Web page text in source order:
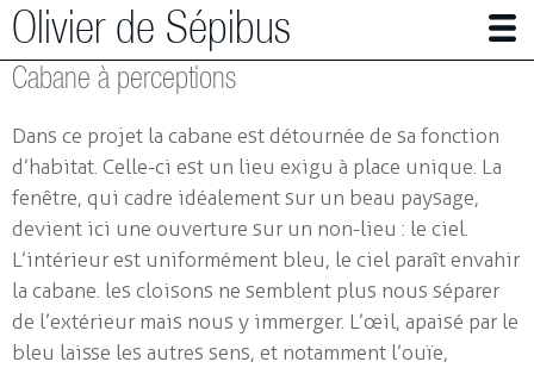
Olivier de Sépibus
Photographer | Artist
The Alps in mutation
Bee care full
works in Photography
Installations
Small architectures
Cabane à perceptions
Dans ce projet la cabane est détournée de sa fonction
d’habitat. Celle-ci est un lieu exigu à place unique. La
fenêtre, qui cadre idéalement sur un beau paysage,
devient ici une ouverture sur un non-lieu : le ciel.
L’intérieur est uniformément bleu, le ciel paraît envahir
la cabane. les cloisons ne semblent plus nous séparer
de l’extérieur mais nous y immerger. L’œil, apaisé par le
bleu laisse les autres sens, et notamment l’ouïe,